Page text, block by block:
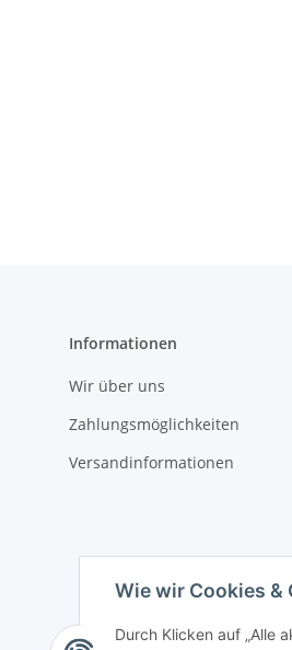
Wie wir Cookies &
Durch Klicken auf „Alle
Informationen
Wir über uns
Zahlungsmöglichkeiten
Versandinformationen